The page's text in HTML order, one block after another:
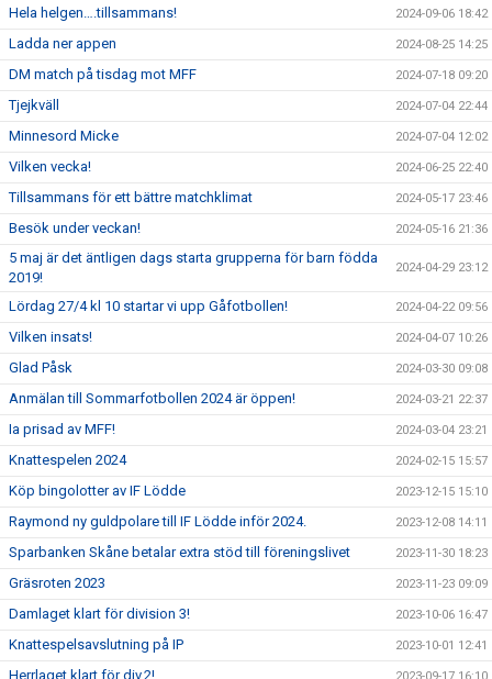
Hela helgen….tillsammans! 2024-09-06 18:42
Ladda ner appen 2024-08-25 14:25
DM match på tisdag mot MFF 2024-07-18 09:20
Tjejkväll 2024-07-04 22:44
Minnesord Micke 2024-07-04 12:02
Vilken vecka! 2024-06-25 22:40
Tillsammans för ett bättre matchklimat 2024-05-17 23:46
Besök under veckan! 2024-05-16 21:36
5 maj är det äntligen dags starta grupperna för barn födda
2019!
2024-04-29 23:12
Lördag 27/4 kl 10 startar vi upp Gåfotbollen! 2024-04-22 09:56
Vilken insats! 2024-04-07 10:26
Glad Påsk 2024-03-30 09:08
Anmälan till Sommarfotbollen 2024 är öppen! 2024-03-21 22:37
Ia prisad av MFF! 2024-03-04 23:21
Knattespelen 2024 2024-02-15 15:57
Köp bingolotter av IF Lödde 2023-12-15 15:10
Raymond ny guldpolare till IF Lödde inför 2024. 2023-12-08 14:11
Sparbanken Skåne betalar extra stöd till föreningslivet 2023-11-30 18:23
Gräsroten 2023 2023-11-23 09:09
Damlaget klart för division 3! 2023-10-06 16:47
Knattespelsavslutning på IP 2023-10-01 12:41
Herrlaget klart för div.2!